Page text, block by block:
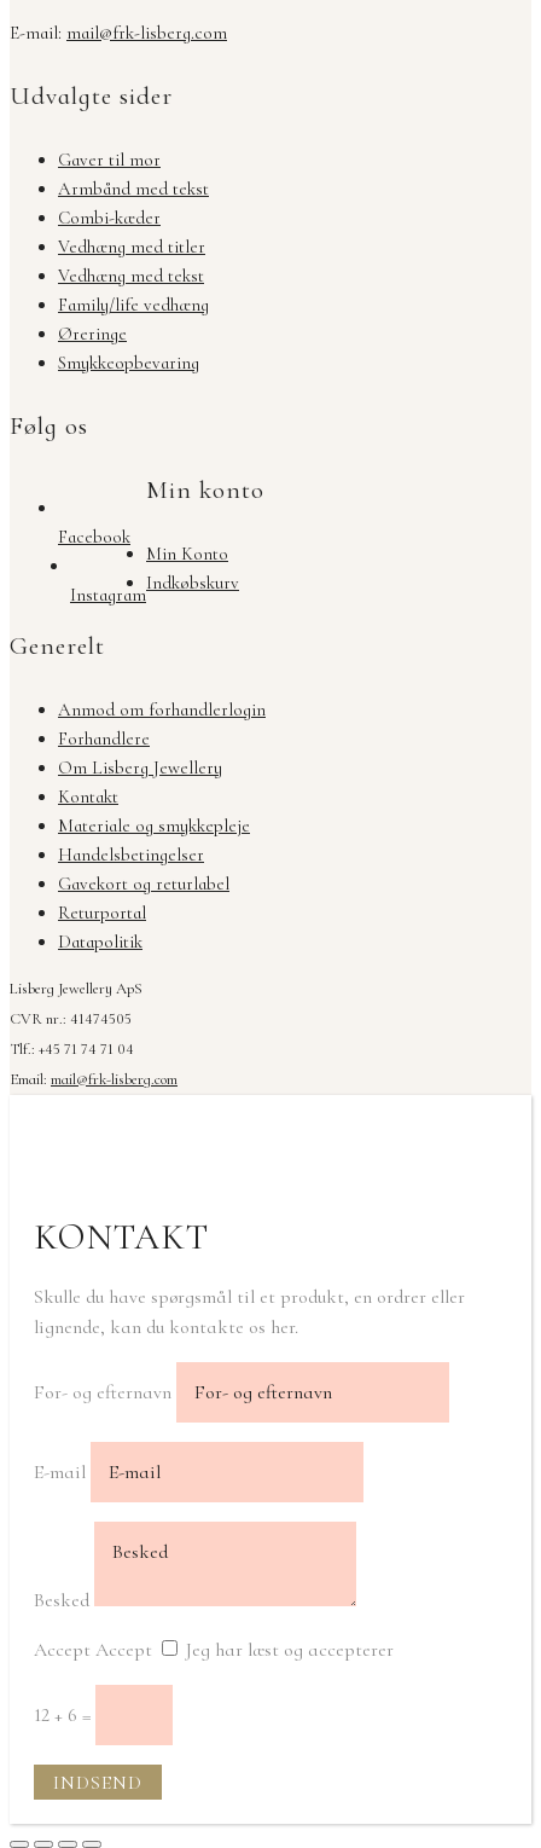
E-mail: mail@frk-lisberg.com
Udvalgte sider
Gaver til mor
Armbånd med tekst
Combi-kæder
Vedhæng med titler
Vedhæng med tekst
Family/life vedhæng
Øreringe
Smykkeopbevaring
Følg os
Facebook
Instagram
Min konto
Min Konto
Indkøbskurv
Generelt
Anmod om forhandlerlogin
Forhandlere
Om Lisberg Jewellery
Kontakt
Materiale og smykkepleje
Handelsbetingelser
Gavekort og returlabel
Returportal
Datapolitik
Lisberg Jewellery ApS
CVR nr.: 41474505
Tlf.: +45 71 74 71 04
Email: mail@frk-lisberg.com
KONTAKT
Skulle du have spørgsmål til et produkt, en ordrer eller
lignende, kan du kontakte os her.
For- og efternavn
E-mail
Besked
Accept Accept Jeg har læst og accepterer
12 + 6 =
INDSEND